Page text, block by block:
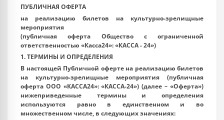
ПУБЛИЧНАЯ ОФЕРТА
на реализацию билетов на культурно-зрелищные
мероприятия
(публичная оферта Общество с ограниченной
ответственностью «Касса24»: «КАССА - 24»)
1. ТЕРМИНЫ И ОПРЕДЕЛЕНИЯ
В настоящей Публичной оферте на реализацию билетов
на культурно-зрелищные мероприятия (публичная
оферта ООО «КАССА24»: «КАССА-24») (далее – «Оферта»)
нижеприведенные термины и определения
используются равно в единственном и во
множественном числе, в следующих значениях: